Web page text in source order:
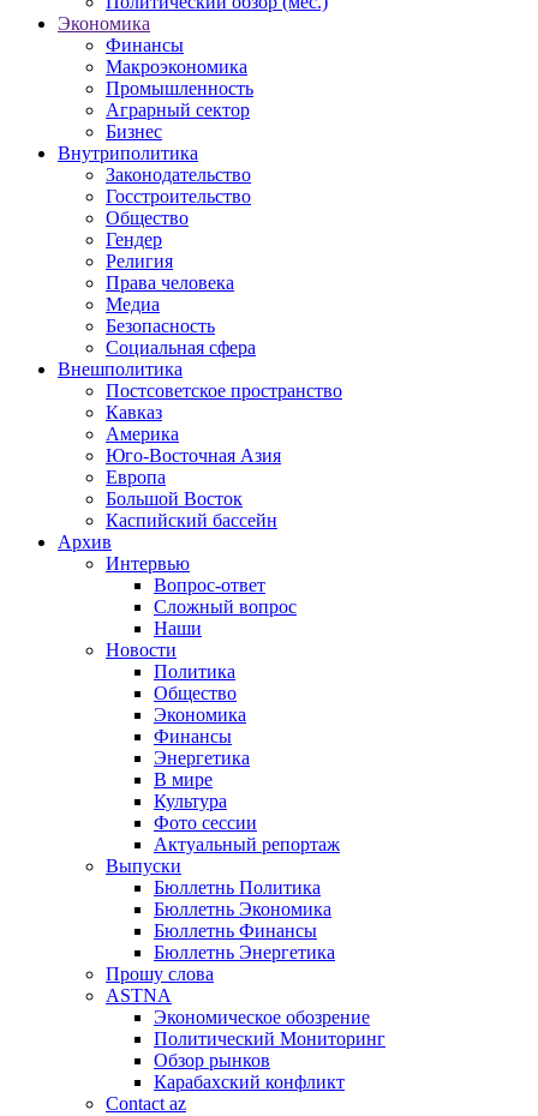
Экономика
Финансы
Макроэкономика
Промышленность
Аграрный сектор
Бизнес
Внутриполитика
Законодательство
Госстроительство
Общество
Гендер
Религия
Права человека
Медиа
Безопасность
Социальная сфера
Внешполитика
Постсоветское пространство
Кавказ
Америка
Юго-Восточная Азия
Европа
Большой Восток
Каспийский бассейн
Архив
Интервью
Вопрос-ответ
Сложный вопрос
Наши
Новости
Политика
Общество
Экономика
Финансы
Энергетика
В мире
Культура
Фото сессии
Актуальный репортаж
Выпуски
Бюллетнь Политика
Бюллетнь Экономика
Бюллетнь Финансы
Бюллетнь Энергетика
Прошу слова
ASTNA
Экономическое обозрение
Политический Мониторинг
Обзор рынков
Карабахский конфликт
Contact az